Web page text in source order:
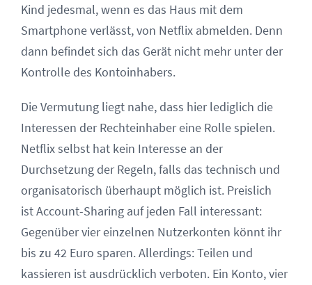
Kind jedesmal, wenn es das Haus mit dem
Smartphone verlässt, von Netflix abmelden. Denn
dann befindet sich das Gerät nicht mehr unter der
Kontrolle des Kontoinhabers.
Die Vermutung liegt nahe, dass hier lediglich die
Interessen der Rechteinhaber eine Rolle spielen.
Netflix selbst hat kein Interesse an der
Durchsetzung der Regeln, falls das technisch und
organisatorisch überhaupt möglich ist. Preislich
ist Account-Sharing auf jeden Fall interessant:
Gegenüber vier einzelnen Nutzerkonten könnt ihr
bis zu 42 Euro sparen. Allerdings: Teilen und
kassieren ist ausdrücklich verboten. Ein Konto, vier